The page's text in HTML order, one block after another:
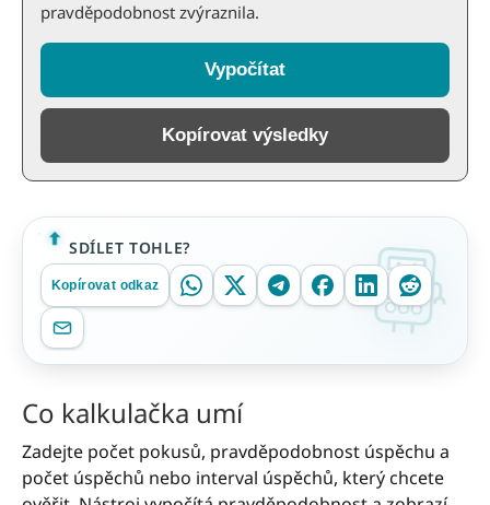
pravděpodobnost zvýraznila.
Vypočítat
Kopírovat výsledky
SDÍLET TOHLE?
Kopírovat odkaz
Co kalkulačka umí
Zadejte počet pokusů, pravděpodobnost úspěchu a
počet úspěchů nebo interval úspěchů, který chcete